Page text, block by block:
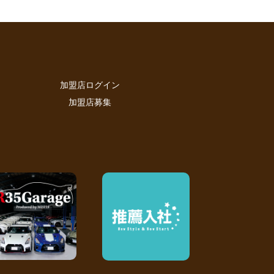
加盟店ログイン
加盟店募集